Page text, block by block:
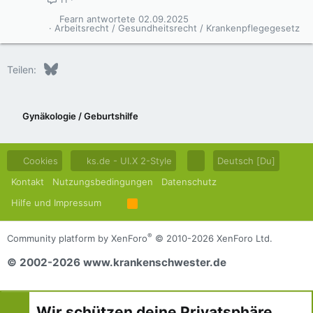
Arbeitsrecht / Gesundheitsrecht / Krankenpflegegesetz
02.09.2025
Fearn
Teilen: Bluesky
Gynäkologie / Geburtshilfe
Cookies ks.de - UI.X 2-Style
Deutsch [Du]
Kontakt
Nutzungsbedingungen
Datenschutz
Hilfe und Impressum
R
S
S
Community platform by XenForo® © 2010-2026 XenForo Ltd.
© 2002-2026 www.krankenschwester.de